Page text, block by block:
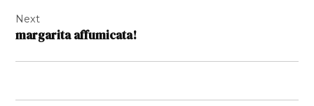
Next
margarita affumicata!